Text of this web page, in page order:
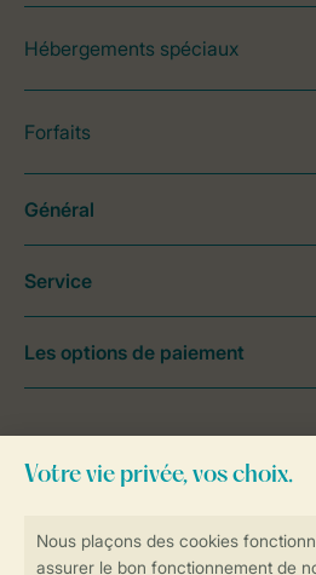
Hébergements spéciaux
Forfaits
contactez notreContact Center.
Général
Service
Les options de paiement